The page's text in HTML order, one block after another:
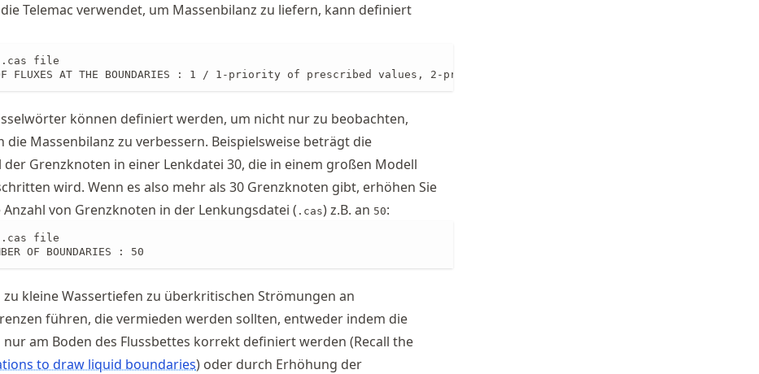
Telemac verwendet, um Massenbilanz zu liefern, kann definiert
file
OF FLUXES AT THE BOUNDARIES : 1 / 1-priority of prescribed values, 2-priority of correct fluxes
können definiert werden, um nicht nur zu beobachten,
die Massenbilanz zu verbessern. Beispielsweise beträgt die
der Grenzknoten in einer Lenkdatei 30, die in einem großen Modell
wird. Wenn es also mehr als 30 Grenzknoten gibt, erhöhen Sie
Anzahl von Grenzknoten in der Lenkungsdatei ( .cas) z.B. an 50:
file
OF BOUNDARIES : 50
kleine Wassertiefen zu überkritischen Strömungen an
führen, die vermieden werden sollten, entweder indem die
am Boden des Flussbettes korrekt definiert werden (Recall the
to draw liquid boundaries) oder durch Erhöhung der